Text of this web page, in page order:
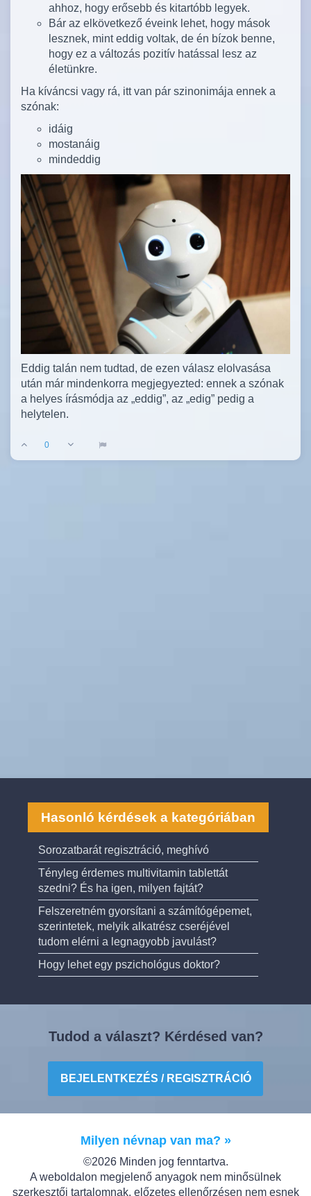
ahhoz, hogy erősebb és kitartóbb legyek.
Bár az elkövetkező éveink lehet, hogy mások
lesznek, mint eddig voltak, de én bízok benne,
hogy ez a változás pozitív hatással lesz az
életünkre.
Ha kíváncsi vagy rá, itt van pár szinonimája ennek a
szónak:
idáig
mostanáig
mindeddig
Eddig talán nem tudtad, de ezen válasz elolvasása
után már mindenkorra megjegyezted: ennek a szónak
a helyes írásmódja az „eddig”, az „edig” pedig a
helytelen.
0
Hasonló kérdések a kategóriában
Sorozatbarát regisztráció, meghívó
Tényleg érdemes multivitamin tablettát
szedni? És ha igen, milyen fajtát?
Felszeretném gyorsítani a számítógépemet,
szerintetek, melyik alkatrész cseréjével
tudom elérni a legnagyobb javulást?
Hogy lehet egy pszichológus doktor?
Tudod a választ? Kérdésed van?
BEJELENTKEZÉS / REGISZTRÁCIÓ
Milyen névnap van ma? »
©2026 Minden jog fenntartva.
A weboldalon megjelenő anyagok nem minősülnek
szerkesztői tartalomnak, előzetes ellenőrzésen nem esnek